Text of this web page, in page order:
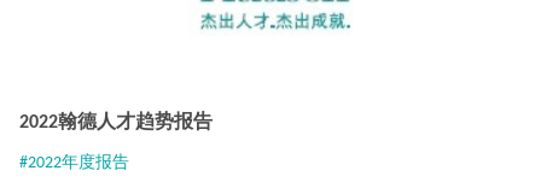
2022翰德人才趋势报告
#2022年度报告